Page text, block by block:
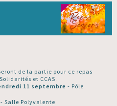
de la partie pour ce repas
et CCAS.
11 septembre - Pôle
- Salle Polyvalente